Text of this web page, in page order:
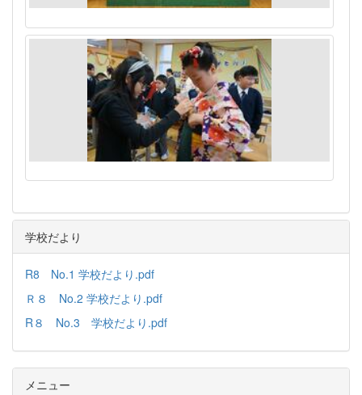
学校だより
R8 No.1 学校だより.pdf
Ｒ８ No.2 学校だより.pdf
R８ No.3 学校だより.pdf
メニュー